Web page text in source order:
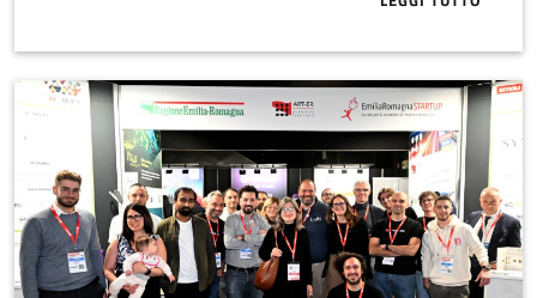
ABOUT